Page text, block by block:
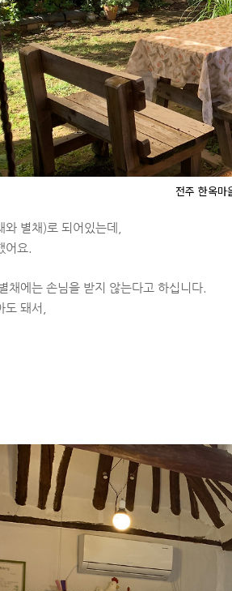
전주 한옥마
별채)로 되어있는데,
어요.
채에는 손님을 받지 않는다고 하십니다.
돼서,